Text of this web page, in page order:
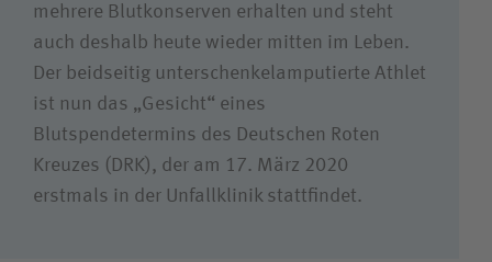
mehrere Blutkonserven erhalten und steht
auch deshalb heute wieder mitten im Leben.
Der beidseitig unterschenkelamputierte Athlet
ist nun das „Gesicht“ eines
Blutspendetermins des Deutschen Roten
Kreuzes (DRK), der am 17. März 2020
erstmals in der Unfallklinik stattfindet.